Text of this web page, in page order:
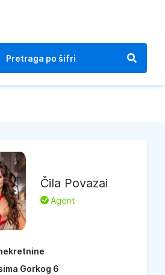
Čila Povazai
L Agent
Gorkog 6